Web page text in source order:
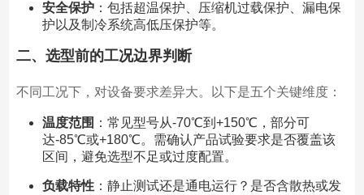
安全保护：包括超温保护、压缩机过载保护、漏电保
护以及制冷系统高低压保护等。
二、选型前的工况边界判断
不同工况下，对设备要求差异大。以下是五个关键维度：
温度范围 ：常见型号从-70℃到+150℃，部分可
达-85℃或+180℃。需确认产品试验要求是否覆盖该
区间，避免选型不足或过度配置。
负载特性：静止测试还是通电运行？是否含散热或发